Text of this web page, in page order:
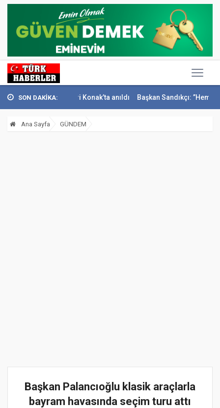
SON DAKİKA:
İsmail Sivri Konak’ta anıldı Başkan Sandıkçı:
Ana Sayfa GÜNDEM
Başkan Palancıoğlu klasik araçlarla
bayram havasında seçim turu attı